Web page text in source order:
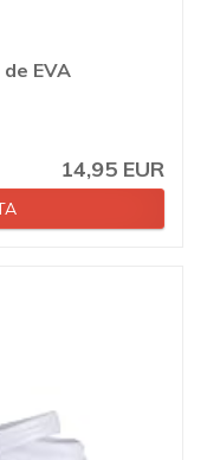
EVA
14,95 EUR